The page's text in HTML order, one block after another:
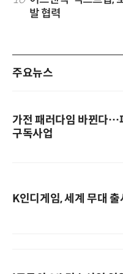
발 협력
주요뉴스
가전 패러다임 바뀐다…
구독사업
K인디게임, 세계 무대 출